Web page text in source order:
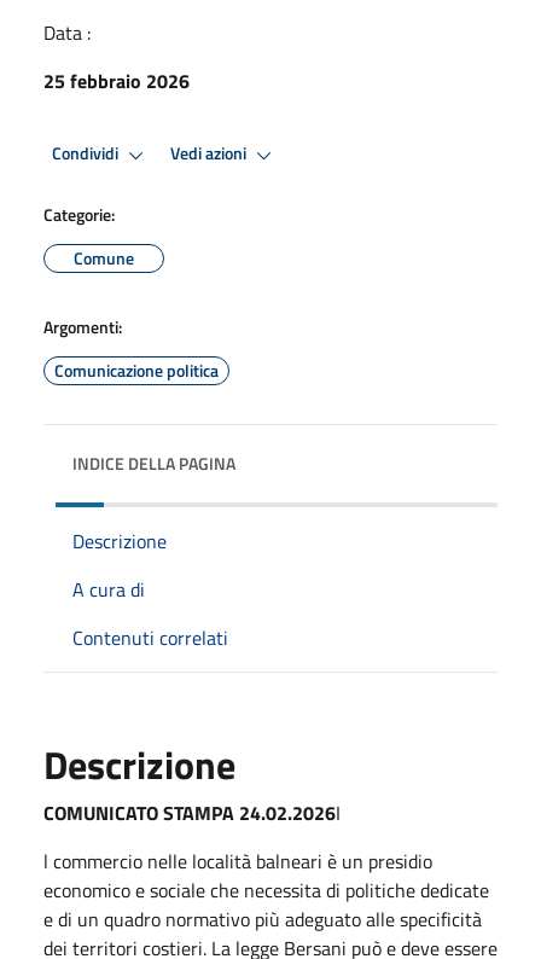
Data :
25 febbraio 2026
Condividi Vedi azioni
Categorie:
Comune
Argomenti:
Comunicazione politica
INDICE DELLA PAGINA
Descrizione
A cura di
Contenuti correlati
Descrizione
COMUNICATO STAMPA 24.02.2026I
l commercio nelle località balneari è un presidio
economico e sociale che necessita di politiche dedicate
e di un quadro normativo più adeguato alle specificità
dei territori costieri. La legge Bersani può e deve essere